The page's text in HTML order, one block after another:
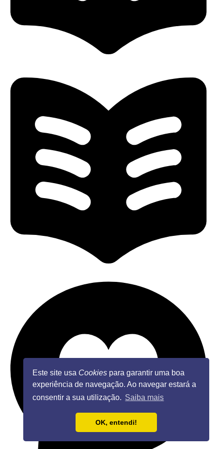
Este site usa Cookies para garantir uma boa
experiência de navegação. Ao navegar estará a
consentir a sua utilização. Saiba mais
OK, entendi!